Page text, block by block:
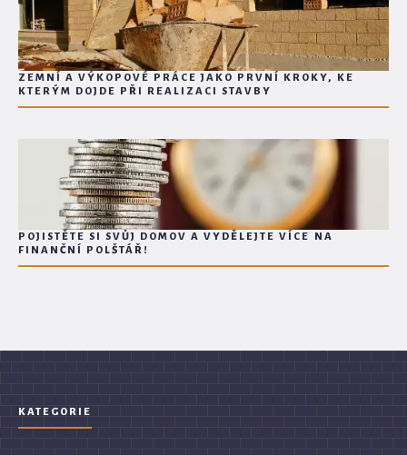
ZEMNÍ A VÝKOPOVÉ PRÁCE JAKO PRVNÍ KROKY, KE
KTERÝM DOJDE PŘI REALIZACI STAVBY
POJISTĚTE SI SVŮJ DOMOV A VYDĚLEJTE VÍCE NA
FINANČNÍ POLŠTÁŘ!
KATEGORIE